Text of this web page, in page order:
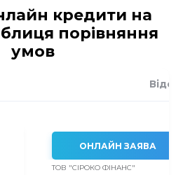
кредити на
порівняння
умов
ОНЛАЙН ЗАЯВА
ТОВ "СІРОКО ФІНАНС"